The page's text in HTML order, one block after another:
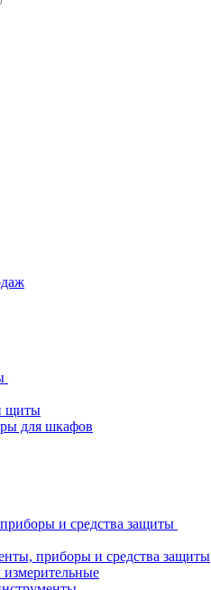
щиты
для шкафов
и средства защиты
приборы и средства защиты